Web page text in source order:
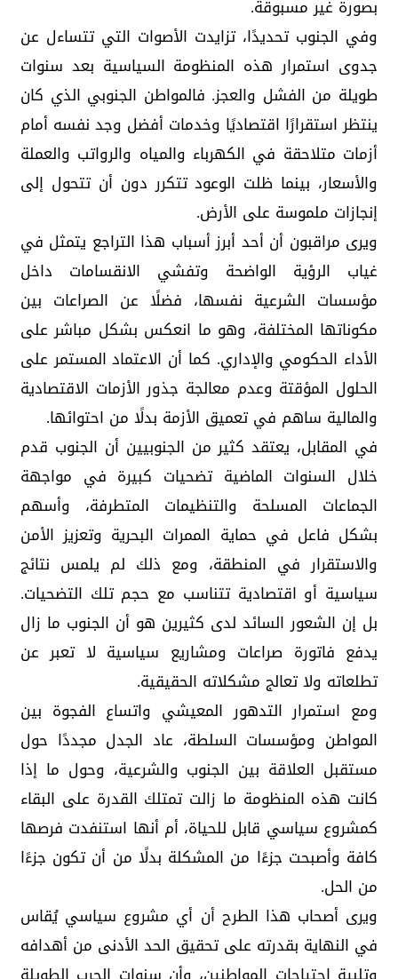
بصورة غير مسبوقة.
وفي الجنوب تحديدًا، تزايدت الأصوات التي تتساءل عن
جدوى استمرار هذه المنظومة السياسية بعد سنوات
طويلة من الفشل والعجز. فالمواطن الجنوبي الذي كان
ينتظر استقرارًا اقتصاديًا وخدمات أفضل وجد نفسه أمام
أزمات متلاحقة في الكهرباء والمياه والرواتب والعملة
والأسعار، بينما ظلت الوعود تتكرر دون أن تتحول إلى
إنجازات ملموسة على الأرض.
ويرى مراقبون أن أحد أبرز أسباب هذا التراجع يتمثل في
غياب الرؤية الواضحة وتفشي الانقسامات داخل
مؤسسات الشرعية نفسها، فضلًا عن الصراعات بين
مكوناتها المختلفة، وهو ما انعكس بشكل مباشر على
الأداء الحكومي والإداري. كما أن الاعتماد المستمر على
الحلول المؤقتة وعدم معالجة جذور الأزمات الاقتصادية
والمالية ساهم في تعميق الأزمة بدلًا من احتوائها.
في المقابل، يعتقد كثير من الجنوبيين أن الجنوب قدم
خلال السنوات الماضية تضحيات كبيرة في مواجهة
الجماعات المسلحة والتنظيمات المتطرفة، وأسهم
بشكل فاعل في حماية الممرات البحرية وتعزيز الأمن
والاستقرار في المنطقة، ومع ذلك لم يلمس نتائج
سياسية أو اقتصادية تتناسب مع حجم تلك التضحيات.
بل إن الشعور السائد لدى كثيرين هو أن الجنوب ما زال
يدفع فاتورة صراعات ومشاريع سياسية لا تعبر عن
تطلعاته ولا تعالج مشكلاته الحقيقية.
ومع استمرار التدهور المعيشي واتساع الفجوة بين
المواطن ومؤسسات السلطة، عاد الجدل مجددًا حول
مستقبل العلاقة بين الجنوب والشرعية، وحول ما إذا
كانت هذه المنظومة ما زالت تمتلك القدرة على البقاء
كمشروع سياسي قابل للحياة، أم أنها استنفدت فرصها
كافة وأصبحت جزءًا من المشكلة بدلًا من أن تكون جزءًا
من الحل.
ويرى أصحاب هذا الطرح أن أي مشروع سياسي يُقاس
في النهاية بقدرته على تحقيق الحد الأدنى من أهدافه